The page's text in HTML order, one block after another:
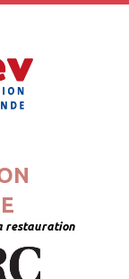
restauration